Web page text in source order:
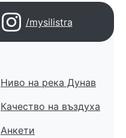
/mysilistra
Ниво на река Дунав
Качество на въздуха
Анкети